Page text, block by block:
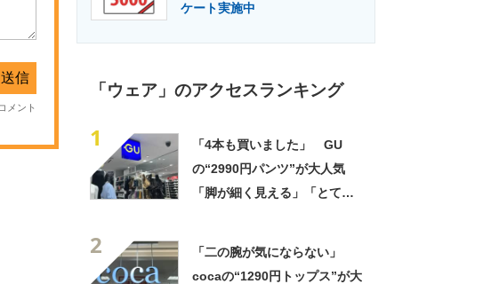
ケート実施中
「ウェア」のアクセスランキング
1
「4本も買いました」 GU
の“2990円パンツ”が大人気
「脚が細く見える」「とても
2
「二の腕が気にならない」
cocaの“1290円トップス”が大